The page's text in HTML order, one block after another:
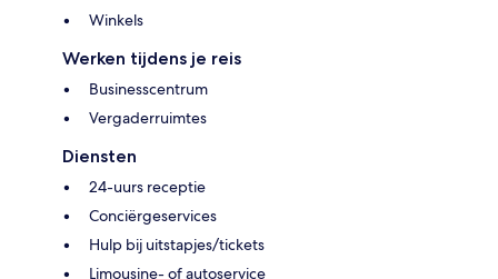
Winkels
Werken tijdens je reis
Businesscentrum
Vergaderruimtes
Diensten
24-uurs receptie
Conciërgeservices
Hulp bij uitstapjes/tickets
Limousine- of autoservice